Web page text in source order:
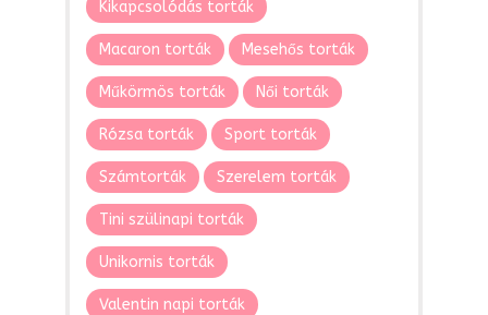
Kikapcsolódás torták
Macaron torták Mesehős torták
Műkörmös torták Női torták
Rózsa torták Sport torták
Számtorták Szerelem torták
Tini szülinapi torták
Unikornis torták
Valentin napi torták